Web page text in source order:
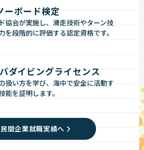
ーボード検定
協会が実施し、滑走技術やターン技
を段階的に評価する認定資格です。
ダイビングライセンス
扱い方を学び、海中で安全に活動す
能を証明します。
民間企業就職実績へ